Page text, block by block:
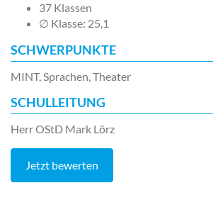
37 Klassen
∅ Klasse: 25,1
SCHWERPUNKTE
MINT, Sprachen, Theater
SCHULLEITUNG
Herr OStD Mark Lörz
Jetzt bewerten